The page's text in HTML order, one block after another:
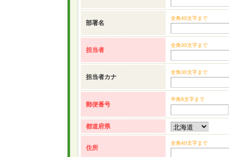
部署名
全角40文字まで
担当者
全角30文字まで
担当者カナ
全角30文字まで
郵便番号
半角8文字まで
都道府県
住所
全角40文字まで